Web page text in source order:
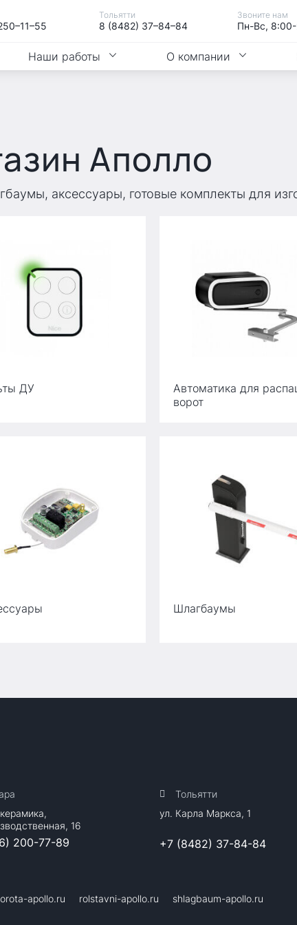
Тольятти
8 (8482) 37–84–84
Звоните нам
Пн-Вс,
Наши работы О компании
Аполло
аксессуары, готовые комплекты для
ДУ
Автоматика для
ворот
Шлагбаумы
16
200-77-89
Тольятти
ул. Карла Маркса, 1
+7 (8482) 37-84-84
apollo.ru rolstavni-apollo.ru shlagbaum-apollo.ru